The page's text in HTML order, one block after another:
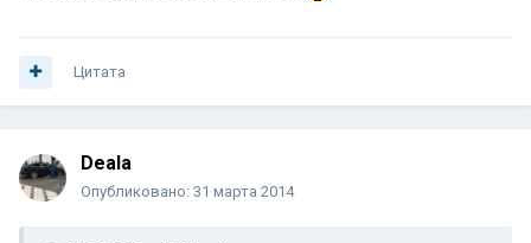
Цитата
Deala
Опубликовано: 31 марта 2014